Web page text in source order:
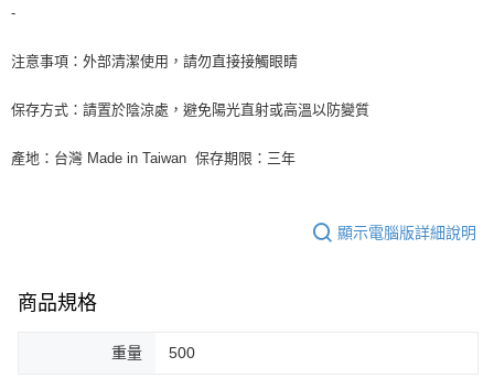
-
注意事項：外部清潔使用，請勿直接接觸眼睛
保存方式：請置於陰涼處，避免陽光直射或高溫以防變質
產地：台灣 Made in Taiwan 保存期限：三年
顯示電腦版詳細說明
商品規格
重量 500